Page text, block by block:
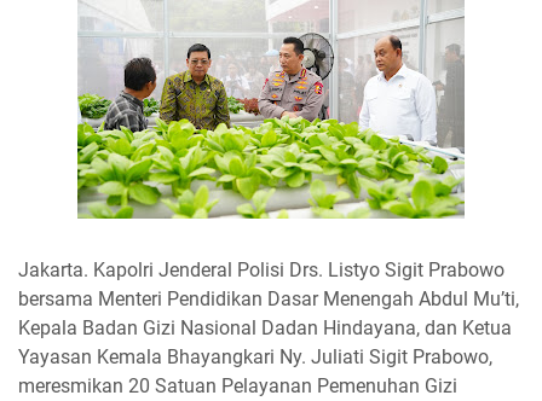
Jakarta. Kapolri Jenderal Polisi Drs. Listyo Sigit Prabowo
bersama Menteri Pendidikan Dasar Menengah Abdul Mu’ti,
Kepala Badan Gizi Nasional Dadan Hindayana, dan Ketua
Yayasan Kemala Bhayangkari Ny. Juliati Sigit Prabowo,
meresmikan 20 Satuan Pelayanan Pemenuhan Gizi